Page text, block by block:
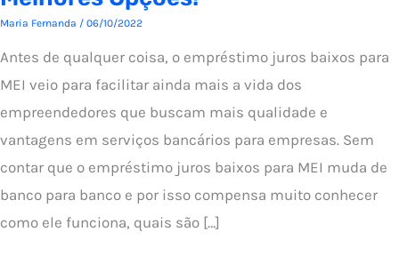
Maria Fernanda / 06/10/2022
Antes de qualquer coisa, o empréstimo juros baixos para
MEI veio para facilitar ainda mais a vida dos
empreendedores que buscam mais qualidade e
vantagens em serviços bancários para empresas. Sem
contar que o empréstimo juros baixos para MEI muda de
banco para banco e por isso compensa muito conhecer
como ele funciona, quais são […]